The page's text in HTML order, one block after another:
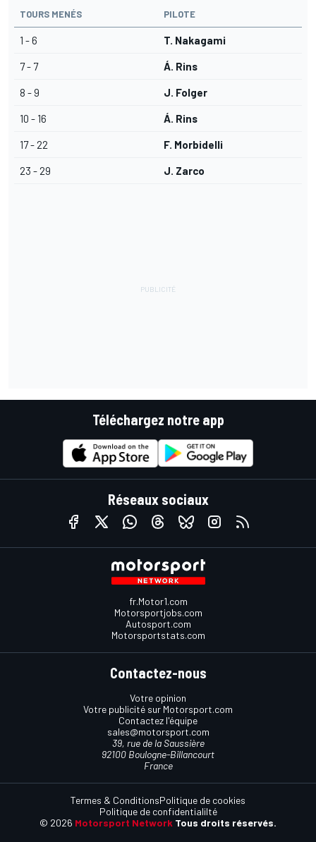
TOURS MENÉS PILOTE
1 - 6 T. Nakagami
7 - 7 Á. Rins
8 - 9 J. Folger
10 - 16 Á. Rins
17 - 22 F. Morbidelli
23 - 29 J. Zarco
Téléchargez notre app
Réseaux sociaux
fr.Motor1.com
Motorsportjobs.com
Autosport.com
Motorsportstats.com
Contactez-nous
Votre opinion
Votre publicité sur Motorsport.com
Contactez l'équipe
sales@motorsport.com
39, rue de la Saussière
92100 Boulogne-Billancourt
France
© 2026 Motorsport Network Tous droits réservés.
Termes & ConditionsPolitique de cookies
Politique de confidentialilté